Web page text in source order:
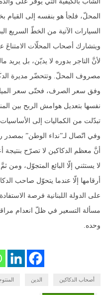
المحلّ، فلجأ هو بنفسه إلى القيام
السيارات الآتية من الخطّ السريع
ويتشارك أصحاب المحلّات الامتناعَ
لأنَّ التاجر بدوره لا يديّن، بل
مصروف المحلّ. وتتحضّر مديرة
نفسها بتعديل هوامش الربح بين
تبدّلت من الكماليات إلى
وفي اتّصال لـ”نداء الوطن” بمصدر
أنَّ معظم الدكاكين لا تصرّح بنتيجة
لا يستثني إلّا البائع المتجوّل، ومن
أرقامها إلّا عندما يتحوّل صاحب
على الدولة اللبنانية فرصة
مسألة التسعير في ظلّ انعدام
وحده.
أصحاب الدكاكين الدين